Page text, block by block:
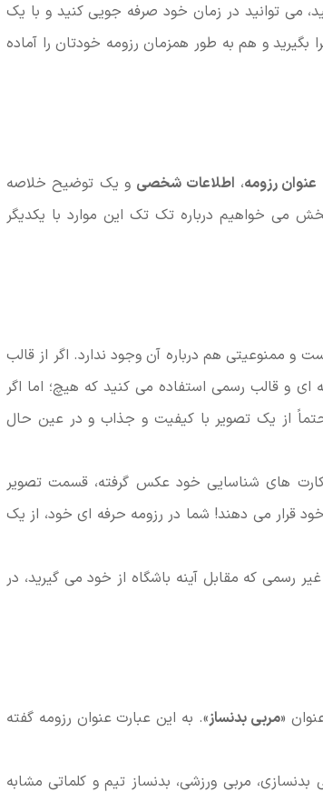
می توانید در زمان خود صرفه جویی کنید و با یک
بگیرید و هم به طور همزمان رزومه خودتان را آماده
عنوان رزومه، اطلاعات شخصی و یک توضیح خلاصه
می خواهیم درباره تک تک این موارد با یکدیگر
و ممنوعیتی هم درباره آن وجود ندارد. اگر از قالب
و قالب رسمی استفاده می کنید که هیچ؛ اما اگر
از یک تصویر با کیفیت و جذاب و در عین حال
کارت های شناسایی خود عکس گرفته، قسمت تصویر
خود قرار می دهند! شما در رزومه حرفه ای خود، از یک
که مقابل آینه باشگاه از خود می گیرید، در
«مربی بدنساز». به این عبارت عنوان رزومه گفته
بدنسازی، مربی ورزشی، بدنساز تیم و کلماتی مشابه